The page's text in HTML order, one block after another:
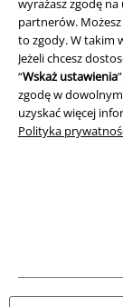
wyrażasz zgodę
partnerów. Możesz
to zgody. W takim
Jeżeli chcesz
“Wskaż ustawienia
zgodę w
uzyskać więcej
Polityka
Regulamin
Dane firmy
Polityka
Ustawienia Plików